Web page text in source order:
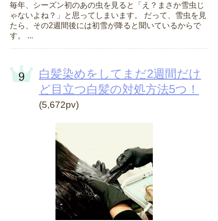
毎年、シーズン初のあの虫を見ると「え？まさか雪虫じ
ゃないよね？」と思ってしまいます。 だって、雪虫を見
たら、その2週間後には初雪が降ると聞いているからで
す。 ...
白髪染めをしてまだ2週間だけ
ど目立つ白髪の対処方法5つ！
(5,672pv)